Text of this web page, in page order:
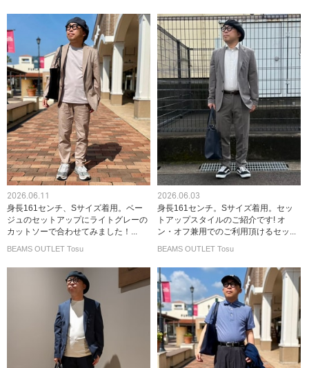
2026.06.11
身長161センチ、Sサイズ着用。ベー
ジュのセットアップにライトグレーの
カットソーで合わせてみました！...
BEAMS OUTLET Tosu
2026.06.03
身長161センチ。Sサイズ着用。セッ
トアップスタイルのご紹介です! オ
ン・オフ兼用でのご利用頂けるセッ...
BEAMS OUTLET Tosu